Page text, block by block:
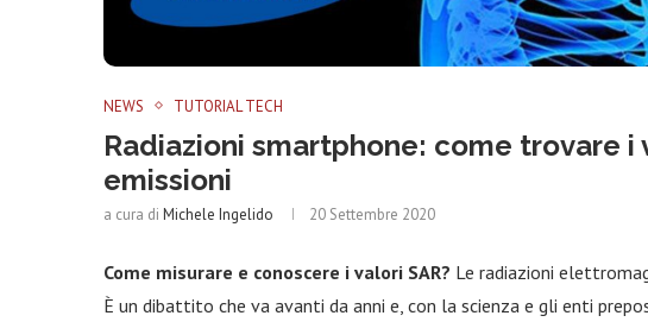
NEWS TUTORIAL TECH
Radiazioni smartphone: come trovare i
emissioni
a cura di Michele Ingelido 20 Settembre 2020
Come misurare e conoscere i valori SAR? Le radiazioni
È un dibattito che va avanti da anni e, con la scienza e gli enti